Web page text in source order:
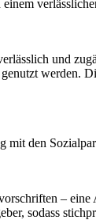
und
werden.
den
–
sodass